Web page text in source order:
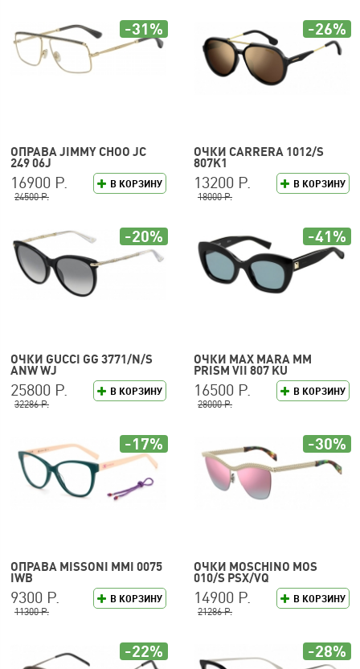
ОПРАВА JIMMY CHOO JC
249 06J
В КОРЗИНУ
16900 Р.
24500 Р.
-31%
ОЧКИ CARRERA 1012/S
807K1
В КОРЗИНУ
13200 Р.
18000 Р.
-26%
ОЧКИ GUCCI GG 3771/N/S
ANW WJ
В КОРЗИНУ
25800 Р.
32286 Р.
-20%
ОЧКИ MAX MARA MM
PRISM VII 807 KU
В КОРЗИНУ
16500 Р.
28000 Р.
-41%
ОПРАВА MISSONI MMI 0075
IWB
В КОРЗИНУ
9300 Р.
11300 Р.
-17%
ОЧКИ MOSCHINO MOS
010/S PSX/VQ
В КОРЗИНУ
14900 Р.
21286 Р.
-30%
-22% -28%